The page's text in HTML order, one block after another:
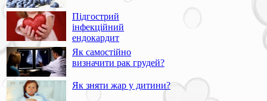
Підгострий
інфекційний
ендокардит
Як самостійно
визначити рак грудей?
Як зняти жар у дитини?